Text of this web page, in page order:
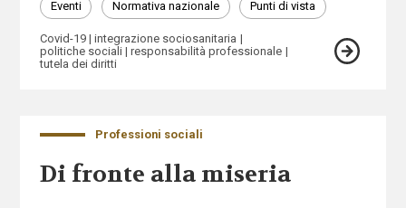
Eventi Normativa nazionale Punti di vista
Covid-19
integrazione sociosanitaria
politiche sociali
responsabilità professionale
tutela dei diritti
Professioni sociali
Di fronte alla miseria